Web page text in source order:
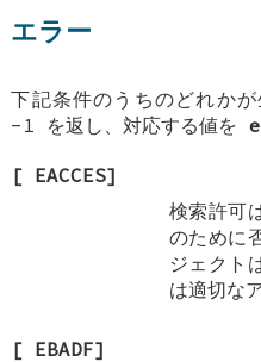
エラー
下記条件のうちのどれか
-1 を返し、対応する値を
[ EACCES]
検索許可
のために
ジェクト
は適切な
[ EBADF]